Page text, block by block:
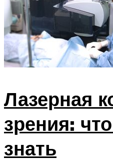
Лазерная
зрения:
знать